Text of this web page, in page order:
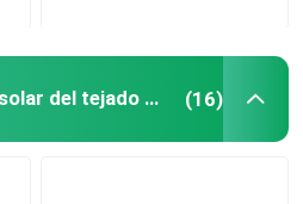
Sistema de montaje solar del tejado de teja (16)